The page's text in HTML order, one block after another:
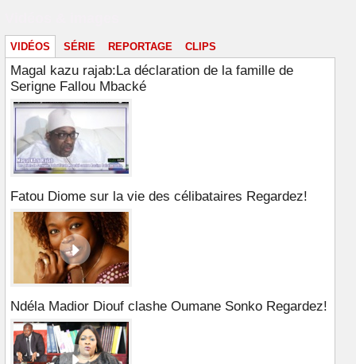
VIDÉOS SÉRIE REPORTAGE CLIPS
Magal kazu rajab:La déclaration de la famille de
Serigne Fallou Mbacké
Fatou Diome sur la vie des célibataires Regardez!
Ndéla Madior Diouf clashe Oumane Sonko Regardez!